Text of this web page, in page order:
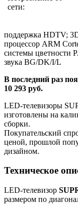
сети:
поддержка HDTV;
процессор ARM
системы цветности
звука BG/DK/I/L
В последний раз
10 293 руб.
LED-телевизоры
изготовлены на
сборки.
Покупательский
ценой, прошлой
дизайном.
Техническое
LED-телевизор
размером по